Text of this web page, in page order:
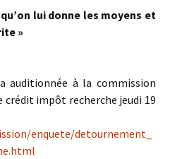
lui donne les moyens et
»
auditionnée à la commission
crédit impôt recherche jeudi 19
enquete/detournement_